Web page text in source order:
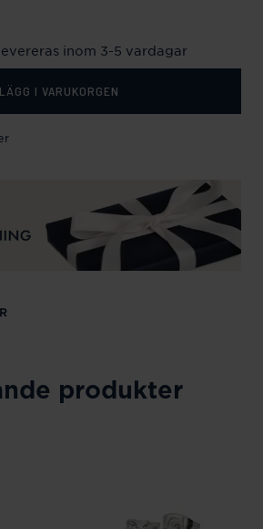
inom 3-5 vardagar
LÄGG I VARUKORGEN
produkter